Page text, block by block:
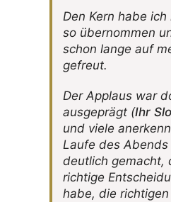
Den Kern habe
so über­nommen
schon lange auf
gefreut.
Der Applaus war
ausge­prägt (Ihr
und viele
Laufe des
deut­lich gemacht,
rich­tige
habe, die rich­tigen